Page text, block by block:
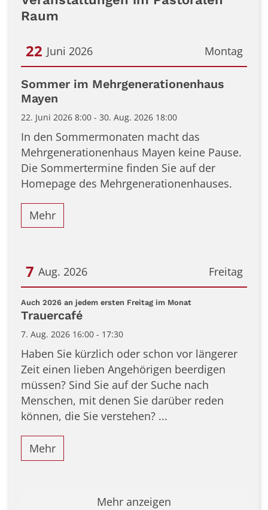
Raum
Montag
22 Juni 2026
Datum: 22. Juni 2026
Sommer im Mehrgenerationenhaus
Mayen
22. Juni 2026 8:00 - 30. Aug. 2026 18:00
In den Sommermonaten macht das
Mehrgenerationenhaus Mayen keine Pause.
Die Sommertermine finden Sie auf der
Homepage des Mehrgenerationenhauses.
Mehr
Freitag
7 Aug. 2026
Datum: 7. August 2026
Auch 2026 an jedem ersten Freitag im Monat:
Trauercafé
7. Aug. 2026 16:00 - 17:30
Haben Sie kürzlich oder schon vor längerer
Zeit einen lieben Angehörigen beerdigen
müssen? Sind Sie auf der Suche nach
Menschen, mit denen Sie darüber reden
können, die Sie verstehen? ...
Mehr
Mehr anzeigen